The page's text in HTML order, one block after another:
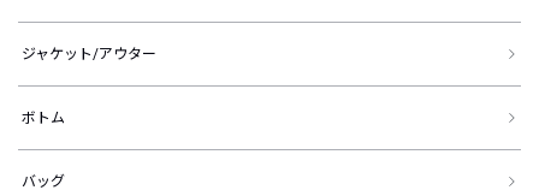
ジャケット/アウター
ボトム
バッグ